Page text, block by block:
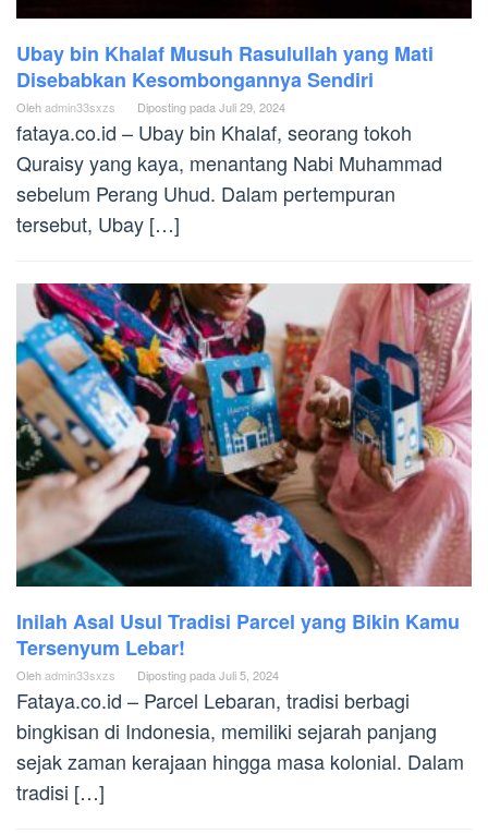
Ubay bin Khalaf Musuh Rasulullah yang Mati
Disebabkan Kesombongannya Sendiri
Olehadmin33sxzs Diposting pada Juli 29, 2024
fataya.co.id – Ubay bin Khalaf, seorang tokoh
Quraisy yang kaya, menantang Nabi Muhammad
sebelum Perang Uhud. Dalam pertempuran
tersebut, Ubay […]
Inilah Asal Usul Tradisi Parcel yang Bikin Kamu
Tersenyum Lebar!
Olehadmin33sxzs Diposting padaJuli 5, 2024
Fataya.co.id – Parcel Lebaran, tradisi berbagi
bingkisan di Indonesia, memiliki sejarah panjang
sejak zaman kerajaan hingga masa kolonial. Dalam
tradisi […]